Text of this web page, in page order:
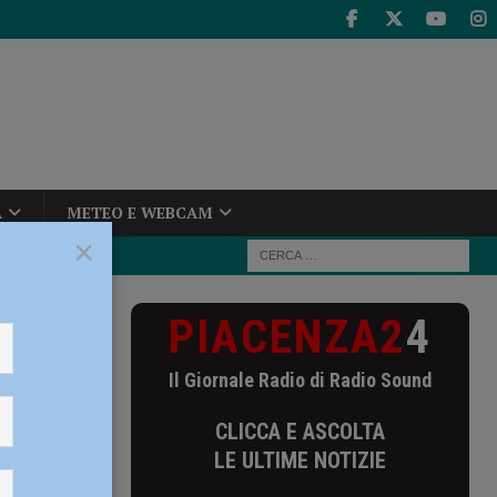
METEO E WEBCAM
turno
PIACENZA24
Il Giornale Radio di Radio Sound
CLICCA E ASCOLTA
LE ULTIME NOTIZIE
×